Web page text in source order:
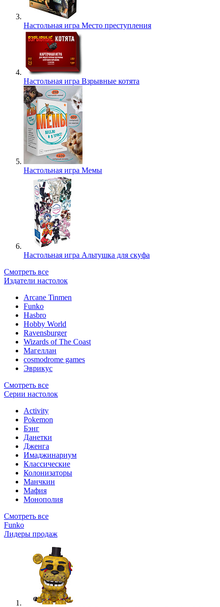
Настольная игра Место преступления
Настольная игра Взрывные котята
Настольная игра Мемы
Настольная игра Альтушка для скуфа
Смотреть все
Издатели настолок
Arcane Tinmen
Funko
Hasbro
Hobby World
Ravensburger
Wizards of The Coast
Магеллан
сosmodrome games
Эврикус
Смотреть все
Серии настолок
Activity
Pokemon
Бэнг
Данетки
Дженга
Имаджинариум
Классические
Колонизаторы
Манчкин
Мафия
Монополия
Смотреть все
Funko
Лидеры продаж